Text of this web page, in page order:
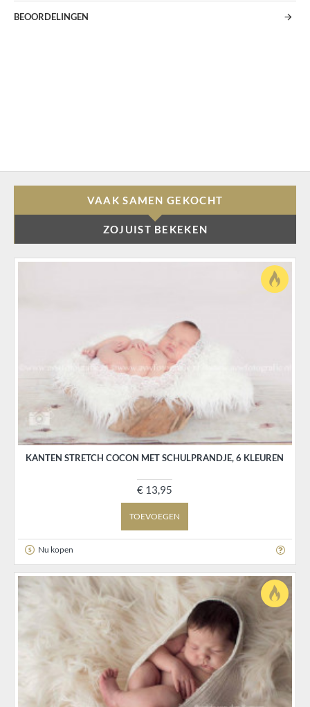
BEOORDELINGEN
VAAK SAMEN GEKOCHT
ZOJUIST BEKEKEN
KANTEN STRETCH COCON MET SCHULPRANDJE, 6 KLEUREN
€ 13,95
TOEVOEGEN
Nu kopen